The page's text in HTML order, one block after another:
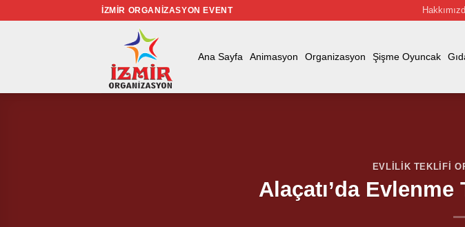
İZMIR ORGANIZASYON EVENT
Ana Sayfa Animasyon Organizasyon Şişme Oyuncak
EVLILIK TEKLIFI
Alaçatı’da